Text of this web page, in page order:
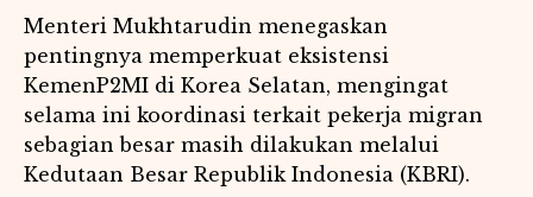
Menteri Mukhtarudin menegaskan
pentingnya memperkuat eksistensi
KemenP2MI di Korea Selatan, mengingat
selama ini koordinasi terkait pekerja migran
sebagian besar masih dilakukan melalui
Kedutaan Besar Republik Indonesia (KBRI).